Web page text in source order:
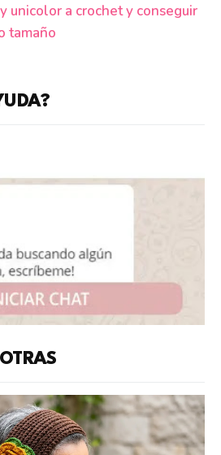
unicolor a crochet y conseguir
tamaño